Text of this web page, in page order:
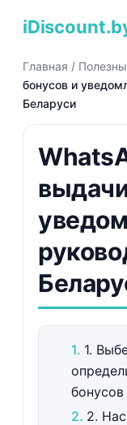
Главная /
бонусов и
Беларуси
1.
бонусов
2.